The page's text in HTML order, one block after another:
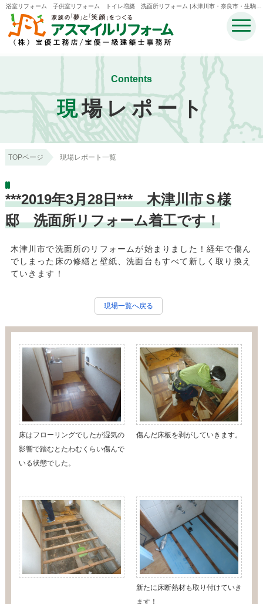
浴室リフォーム 子供室リフォーム トイレ増築 洗面所リフォーム |木津川市・奈良市・生駒
市・精華町・井手町のリフォームのことなら宝優工務店アスマイルリフォーム
Contents
現場レポート
TOPページ 現場レポート一覧
***2019年3月28日*** 木津川市Ｓ様
邸 洗面所リフォーム着工です！
木津川市で洗面所のリフォームが始まりました！経年で傷ん
でしまった床の修繕と壁紙、洗面台もすべて新しく取り換え
ていきます！
現場一覧へ戻る
床はフローリングでしたが湿気の
影響で踏むとたわむくらい傷んで
いる状態でした。
傷んだ床板を剥がしていきます。
新たに床断熱材も取り付けていき
ます！